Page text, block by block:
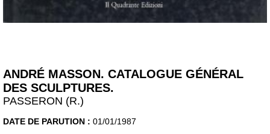
ANDRÉ MASSON. CATALOGUE GÉNÉRAL
DES SCULPTURES.
PASSERON (R.)
DATE DE PARUTION : 01/01/1987